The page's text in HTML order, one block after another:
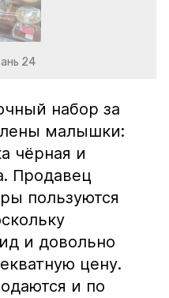
24
набор за
малышки:
чёрная и
Продавец
пользуются
и довольно
цену.
и по